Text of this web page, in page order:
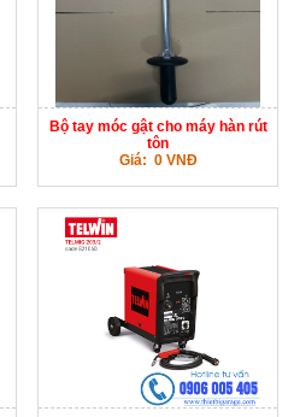
Bộ tay móc gật cho máy hàn rút
tôn
Giá: 0 VNĐ